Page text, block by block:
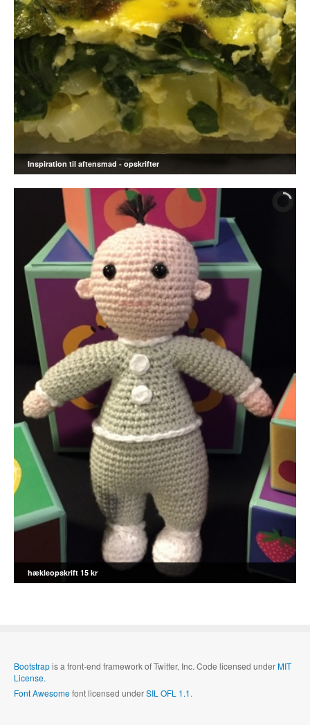
Inspiration til aftensmad - opskrifter
hækleopskrift 15 kr
Bootstrapis a front-end framework of Twitter, Inc. Code licensed underMIT
License.
Font Awesomefont licensed underSIL OFL 1.1.